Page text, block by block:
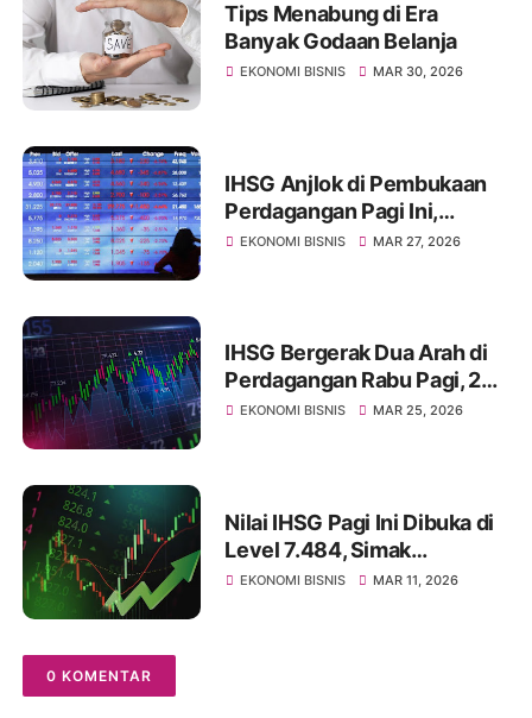
Tips Menabung di Era
Banyak Godaan Belanja
EKONOMI BISNIS MAR 30, 2026
IHSG Anjlok di Pembukaan
Perdagangan Pagi Ini,
Diprediksi Masih Akan
EKONOMI BISNIS MAR 27, 2026
IHSG Bergerak Dua Arah di
Perdagangan Rabu Pagi, 25
Maret 2026, Pasca Libur
EKONOMI BISNIS MAR 25, 2026
Nilai IHSG Pagi Ini Dibuka di
Level 7.484, Simak
Ulasannya
EKONOMI BISNIS MAR 11, 2026
0 KOMENTAR